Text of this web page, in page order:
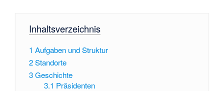
Inhaltsverzeichnis
1 Aufgaben und Struktur
2Standorte
3Geschichte
3.1 Präsidenten